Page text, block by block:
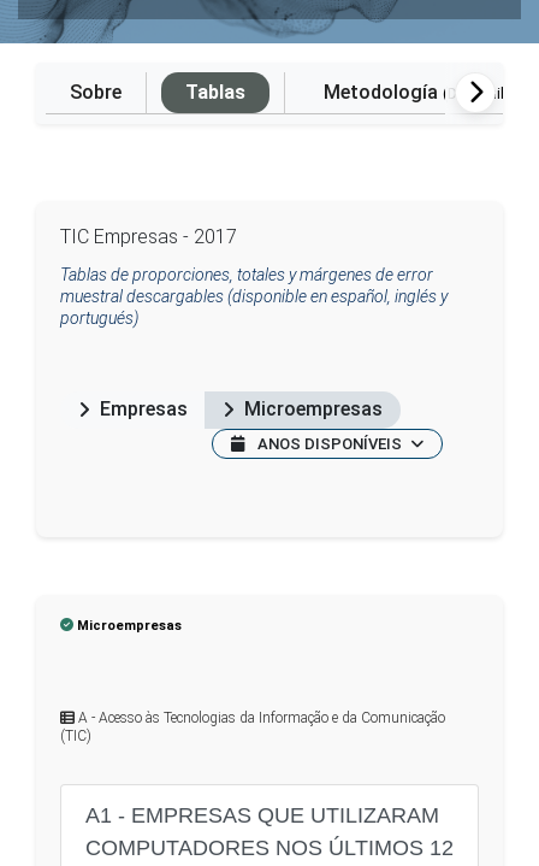
Sobre Tablas Metodología (Disponible
TIC Empresas - 2017
Tablas de proporciones, totales y márgenes de error
muestral descargables (disponible en español, inglés y
portugués)
Empresas Microempresas
ANOS DISPONÍVEIS
Microempresas
A - Acesso às Tecnologias da Informação e da Comunicação
(TIC)
A1 - EMPRESAS QUE UTILIZARAM
COMPUTADORES NOS ÚLTIMOS 12